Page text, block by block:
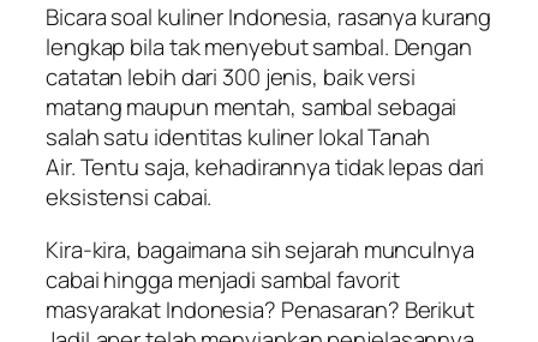
Bicara soal kuliner Indonesia, rasanya kurang
lengkap bila tak menyebut sambal. Dengan
catatan lebih dari 300 jenis, baik versi
matang maupun mentah, sambal sebagai
salah satu identitas kuliner lokal Tanah
Air. Tentu saja, kehadirannya tidak lepas dari
eksistensi cabai.
Kira-kira, bagaimana sih sejarah munculnya
cabai hingga menjadi sambal favorit
masyarakat Indonesia? Penasaran? Berikut